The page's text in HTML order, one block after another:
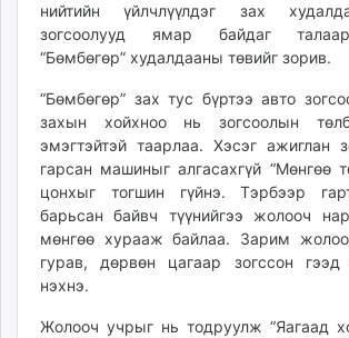
нийтийн үйлчлүүлдэг зах
зогсоолууд ямар байдаг
“Бөмбөгөр” худалдааны төвийг зорив.
“Бөмбөгөр” зах тус бүртээ авто
захын хойхноо нь зогсоолын
эмэгтэйтэй таарлаа. Хэсэг ажиглан
гарсан машиныг алгасахгүй “Мөнгөө
цонхыг тогшин гүйнэ. Тэрбээр
барьсан байвч түүнийгээ жолооч
мөнгөө хурааж байлаа. Зарим
гурав, дөрвөн цагаар зогссон
нэхнэ.
Жолооч учрыг нь тодруулж “Яагаад